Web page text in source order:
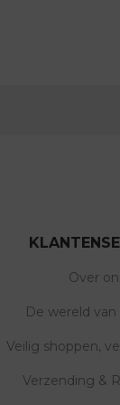
Over
De wereld van
Veilig shoppen,
Verzending &